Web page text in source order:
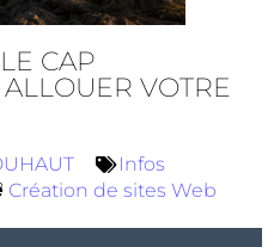
CAP
VOTRE
Infos
Création de sites Web